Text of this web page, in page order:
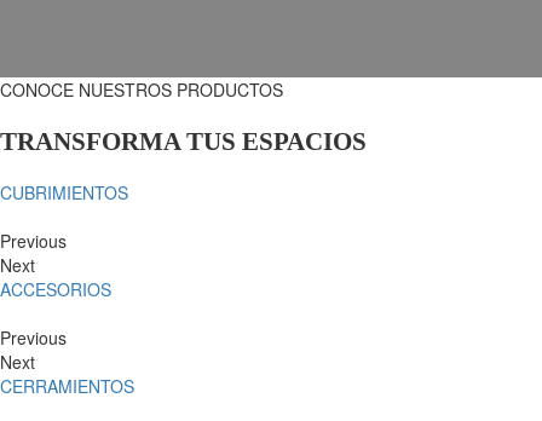
CONOCE NUESTROS PRODUCTOS
TRANSFORMA TUS ESPACIOS
CUBRIMIENTOS
Previous
Next
ACCESORIOS
Previous
Next
CERRAMIENTOS